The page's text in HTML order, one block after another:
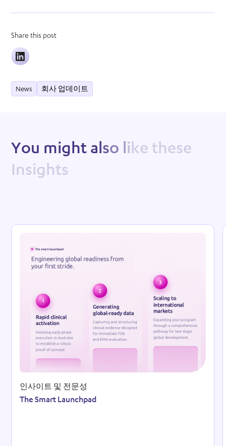
Share this post
News 회사 업데이트
You might also like these
Insights
인사이트 및 전문성
The Smart Launchpad